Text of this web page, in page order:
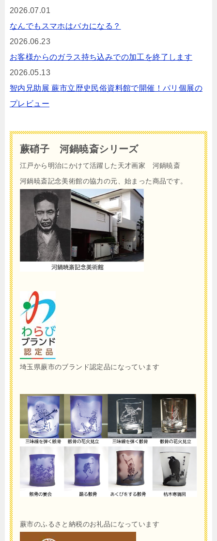
2026.07.01
なんでもスマホはバカになる？
2026.06.23
お客様からのガラス持ち込みでの加工を終了します
2026.05.13
智内兄助展 蕨市立歴史民俗資料館で開催！パリ個展の
プレビュー
蕨硝子 河鍋暁斎シリーズ
江戸から明治にかけて活躍した天才画家 河鍋暁斎
河鍋暁斎記念美術館の協力の元、始まった商品です。
埼玉県蕨市のブランド認定品になっています
蕨市のふるさと納税のお礼品になっています